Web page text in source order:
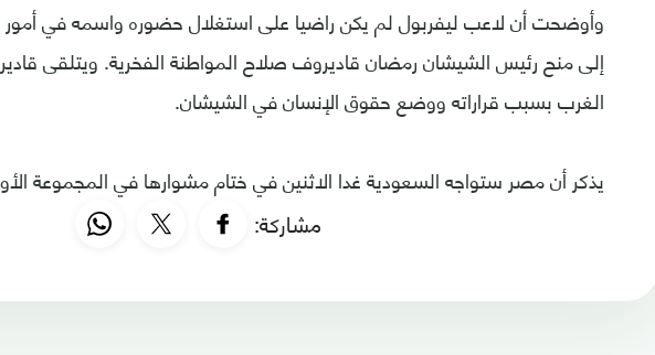
وأوضحت أن لاعب ليفربول لم يكن راضيا على استغلال حضوره واسمه في أمور
إلى منح رئيس الشيشان رمضان قاديروف صلاح المواطنة الفخرية. ويتلقى
الغرب بسبب قراراته ووضع حقوق الإنسان في الشيشان.
يذكر أن مصر ستواجه السعودية غدا الاثنين في ختام مشوارها في المجموعة
مشاركة: